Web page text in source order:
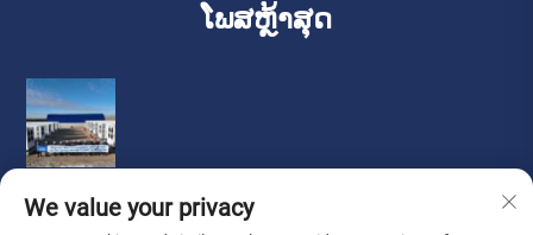
ໂພສຫຼ້າສຸດ
We value your privacy